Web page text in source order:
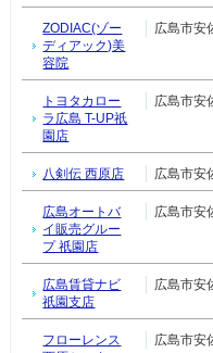
ZODIAC(ゾー
ディアック)美
容院
広島市安
トヨタカロー
ラ広島 T-UP祇
園店
広島市安
八剣伝 西原店 広島市安
広島オートバ
イ販売グルー
プ 祇園店
広島市安
広島賃貸ナビ
祇園支店
広島市安
フローレンス
広島市安